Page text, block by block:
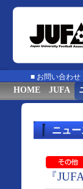
■ お問い合わせ
HOME JUFA
ニュ
『